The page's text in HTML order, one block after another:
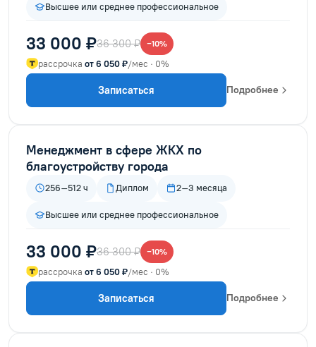
Высшее или среднее профессиональное
33 000 ₽36 300 ₽ −10%
рассрочка от 6 050 ₽/мес · 0%
Записаться Подробнее
Менеджмент в сфере ЖКХ по
благоустройству города
256–512 ч Диплом 2–3 месяца
Высшее или среднее профессиональное
33 000 ₽36 300 ₽ −10%
рассрочка от 6 050 ₽/мес · 0%
Записаться Подробнее